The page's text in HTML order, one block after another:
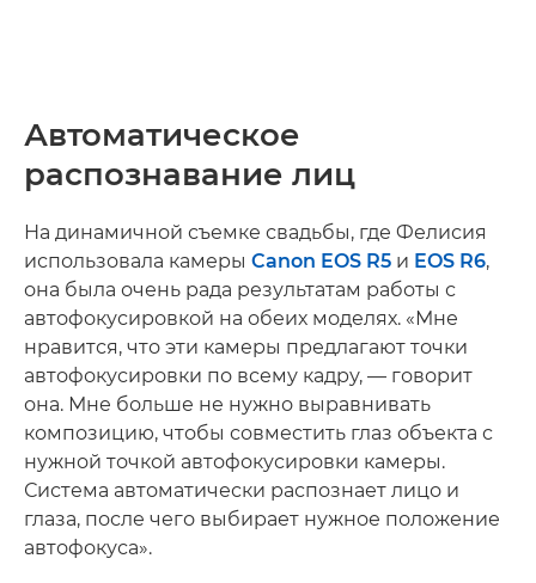
Автоматическое
распознавание лиц
На динамичной съемке свадьбы, где Фелисия
использовала камеры Canon EOS R5 и EOS R6,
она была очень рада результатам работы с
автофокусировкой на обеих моделях. «Мне
нравится, что эти камеры предлагают точки
автофокусировки по всему кадру, — говорит
она. Мне больше не нужно выравнивать
композицию, чтобы совместить глаз объекта с
нужной точкой автофокусировки камеры.
Система автоматически распознает лицо и
глаза, после чего выбирает нужное положение
автофокуса».